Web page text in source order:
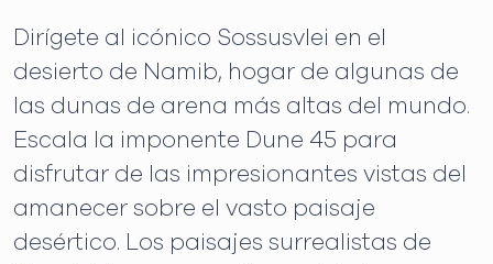
Dirígete al icónico Sossusvlei en el
desierto de Namib, hogar de algunas de
las dunas de arena más altas del mundo.
Escala la imponente Dune 45 para
disfrutar de las impresionantes vistas del
amanecer sobre el vasto paisaje
desértico. Los paisajes surrealistas de